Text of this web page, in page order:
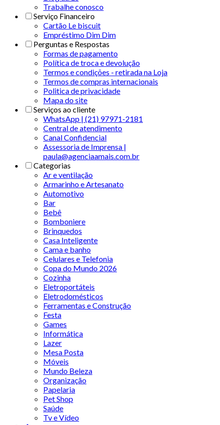
Trabalhe conosco
Serviço Financeiro
Cartão Le biscuit
Empréstimo Dim Dim
Perguntas e Respostas
Formas de pagamento
Política de troca e devolução
Termos e condições - retirada na Loja
Termos de compras internacionais
Politica de privacidade
Mapa do site
Serviços ao cliente
WhatsApp | (21) 97971-2181
Central de atendimento
Canal Confidencial
Assessoria de Imprensa |
paula@agenciaamais.com.br
Categorias
Ar e ventilação
Armarinho e Artesanato
Automotivo
Bar
Bebê
Bomboniere
Brinquedos
Casa Inteligente
Cama e banho
Celulares e Telefonia
Copa do Mundo 2026
Cozinha
Eletroportáteis
Eletrodomésticos
Ferramentas e Construção
Festa
Games
Informática
Lazer
Mesa Posta
Móveis
Mundo Beleza
Organização
Papelaria
Pet Shop
Saúde
Tv e Vídeo